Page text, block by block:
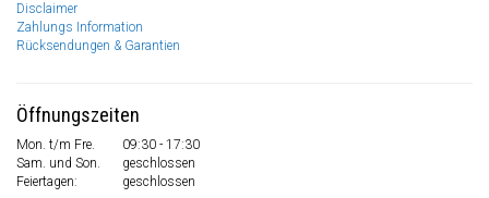
Disclaimer
Zahlungs Information
Rücksendungen & Garantien
Öffnungszeiten
Mon. t/m Fre.
09:30 - 17:30
Sam. und Son.
geschlossen
Feiertagen:
geschlossen